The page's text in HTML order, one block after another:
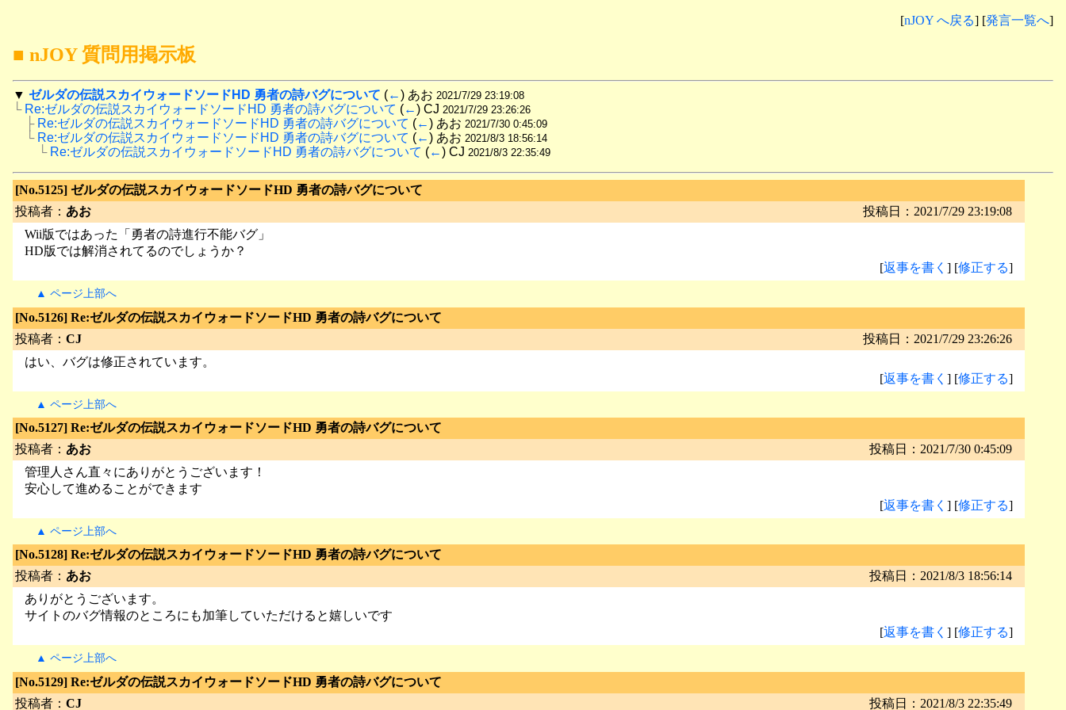
[nJOY へ戻る] [発言一覧へ]
■ nJOY 質問用掲示板
▼ ゼルダの伝説スカイウォードソードHD 勇者の詩バグについて (←) あお 2021/7/29 23:19:08
└ Re:ゼルダの伝説スカイウォードソードHD 勇者の詩バグについて (←) CJ 2021/7/29 23:26:26
├ Re:ゼルダの伝説スカイウォードソードHD 勇者の詩バグについて (←) あお 2021/7/30 0:45:09
└ Re:ゼルダの伝説スカイウォードソードHD 勇者の詩バグについて (←) あお 2021/8/3 18:56:14
└ Re:ゼルダの伝説スカイウォードソードHD 勇者の詩バグについて (←) CJ 2021/8/3 22:35:49
[No.5125] ゼルダの伝説スカイウォードソードHD 勇者の詩バグについて
投稿者： あお
投稿日：2021/7/29 23:19:08
Wii版ではあった「勇者の詩進行不能バグ」
HD版では解消されてるのでしょうか？
[返事を書く] [修正する]
▲ ページ上部へ
[No.5126] Re:ゼルダの伝説スカイウォードソードHD 勇者の詩バグについて
投稿者： CJ
投稿日：2021/7/29 23:26:26
はい、バグは修正されています。
[返事を書く] [修正する]
▲ ページ上部へ
[No.5127] Re:ゼルダの伝説スカイウォードソードHD 勇者の詩バグについて
投稿者： あお
投稿日：2021/7/30 0:45:09
管理人さん直々にありがとうございます！
安心して進めることができます
[返事を書く] [修正する]
▲ ページ上部へ
[No.5128] Re:ゼルダの伝説スカイウォードソードHD 勇者の詩バグについて
投稿者： あお
投稿日：2021/8/3 18:56:14
ありがとうございます。
サイトのバグ情報のところにも加筆していただけると嬉しいです
[返事を書く] [修正する]
▲ ページ上部へ
[No.5129] Re:ゼルダの伝説スカイウォードソードHD 勇者の詩バグについて
投稿者： CJ 投稿日：2021/8/3 22:35:49